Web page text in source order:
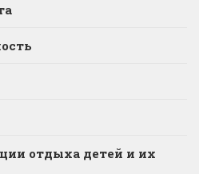
отдыха детей и их